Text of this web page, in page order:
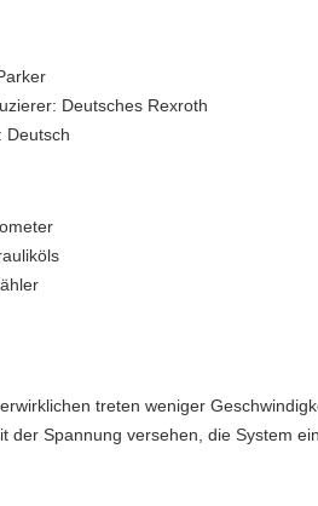
Deutsches Rexroth
Deutsch
treten weniger
der Spannung versehen, die System